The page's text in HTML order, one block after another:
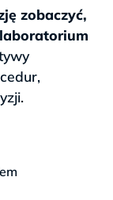
zobaczyć,